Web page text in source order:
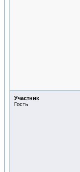
Участник
Гость